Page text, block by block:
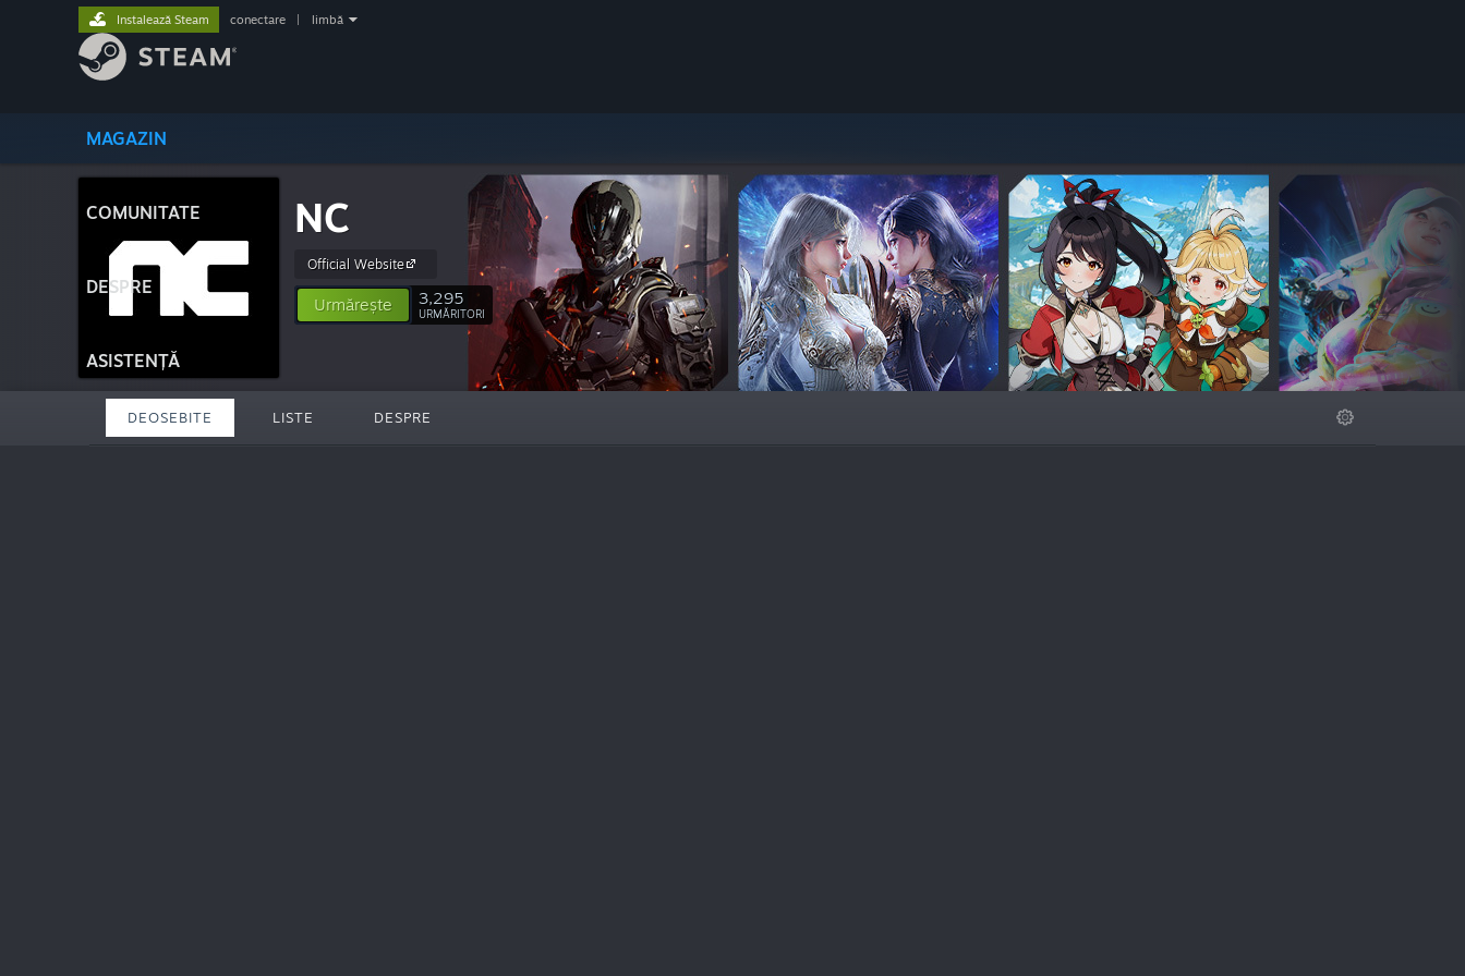
MAGAZIN
COMUNITATE
DESPRE
ASISTENȚĂ
Instalează Steam conectare limbă
NC
Official Website
Urmărește 3,295
URMĂRITORI
DEOSEBITE LISTE DESPRE